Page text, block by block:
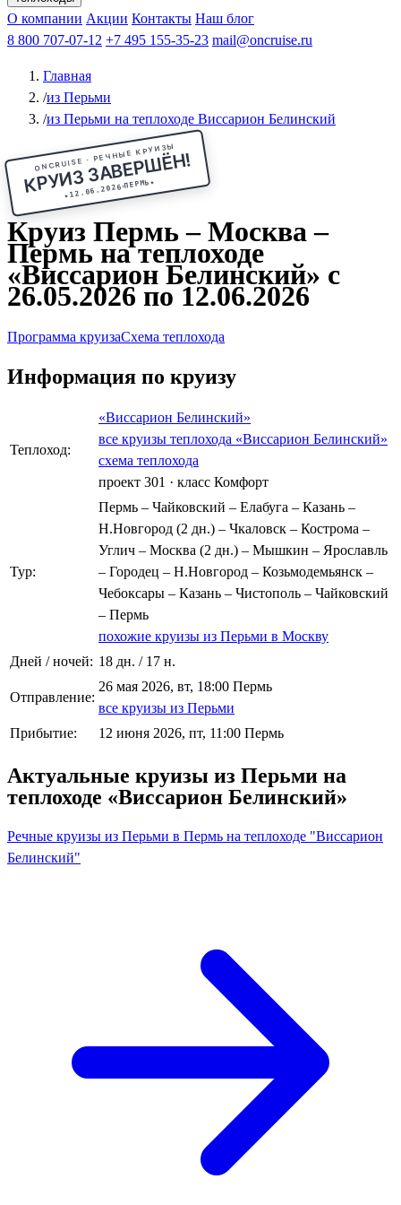
Чебоксарыиз Волгоградаиз Саратова Все города
КазаньВ Нижний НовгородВ ПермьВ Ростов-на-Дону
РыбинскНа СоловкиНа ВалаамПо ОкеПо Енисею
Афанасий Никитин Октябрьская революция
ФединАлександр СвешниковИван
МироновА.С.Попов
О компании Акции Контакты Наш блог
8 800 707-07-12 +7 495 155-35-23 mail@oncruise.ru
Главная
/из Перьми
/из Перьми на теплоходе Виссарион Белинский
ONCRUISE · РЕЧНЫЕ КРУИЗЫ
КРУИЗ ЗАВЕРШЁН!
★12.06.2026ПЕРМЬ★
Круиз Пермь – Москва –
Пермь на теплоходе
«Виссарион Белинский» с
26.05.2026 по 12.06.2026
Программа круизаСхема теплохода
Информация по круизу
Теплоход:
«Виссарион Белинский»
все круизы теплохода «Виссарион Белинский»
схема теплохода
проект 301 · класс Комфорт
Тур:
Пермь – Чайковский – Елабуга – Казань –
Н.Новгород (2 дн.) – Чкаловск – Кострома –
Углич – Москва (2 дн.) – Мышкин – Ярославль
– Городец – Н.Новгород – Козьмодемьянск –
Чебоксары – Казань – Чистополь – Чайковский
– Пермь
похожие круизы из Перьми в Москву
Дней / ночей: 18 дн. / 17 н.
Отправление:
26 мая 2026, вт, 18:00 Пермь
все круизы из Перьми
Прибытие:
12 июня 2026, пт, 11:00 Пермь
Актуальные круизы из Перьми на
теплоходе «Виссарион Белинский»
Речные круизы из Перьми в Пермь на теплоходе "Виссарион
Белинский"